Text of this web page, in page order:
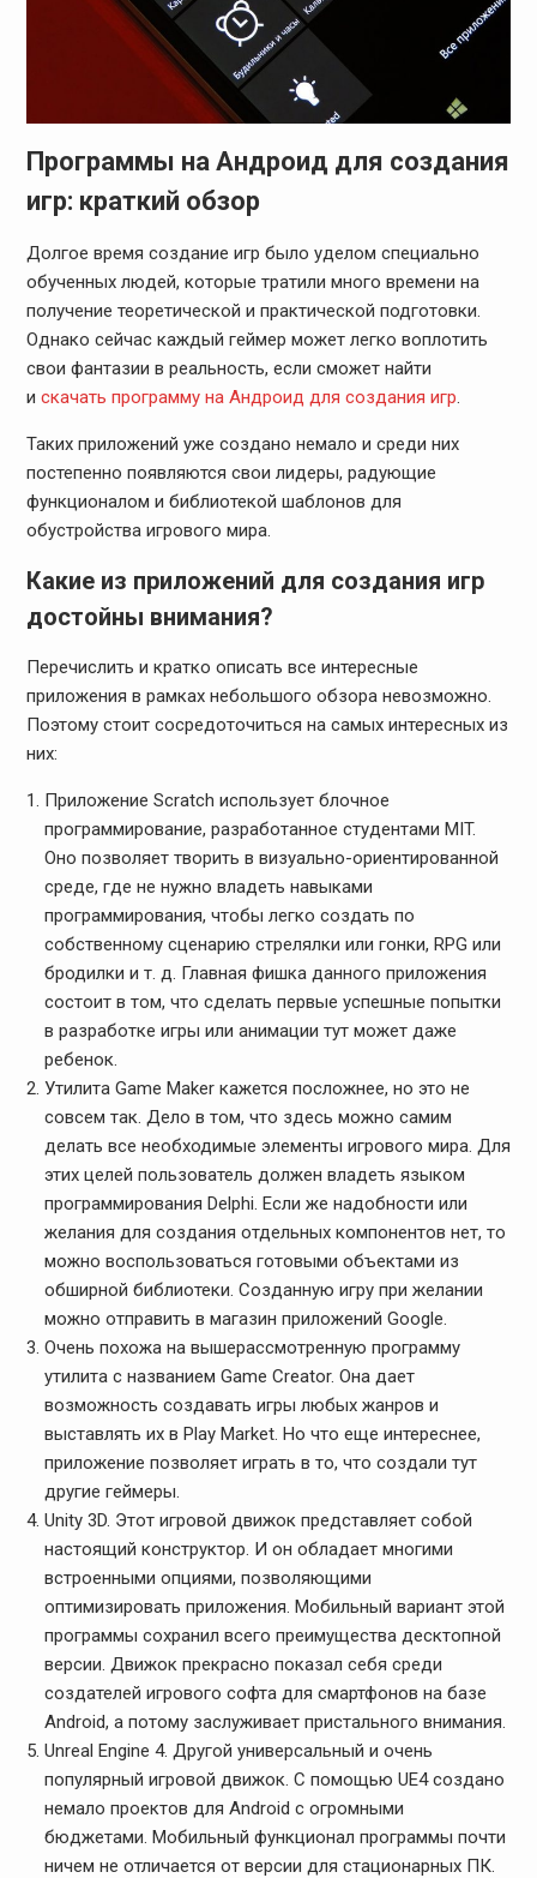
Программы на Андроид для создания
игр: краткий обзор
Долгое время создание игр было уделом специально
обученных людей, которые тратили много времени на
получение теоретической и практической подготовки.
Однако сейчас каждый геймер может легко воплотить
свои фантазии в реальность, если сможет найти
и скачать программу на Андроид для создания игр.
Таких приложений уже создано немало и среди них
постепенно появляются свои лидеры, радующие
функционалом и библиотекой шаблонов для
обустройства игрового мира.
Какие из приложений для создания игр
достойны внимания?
Перечислить и кратко описать все интересные
приложения в рамках небольшого обзора невозможно.
Поэтому стоит сосредоточиться на самых интересных из
них:
Приложение Scratch использует блочное
программирование, разработанное студентами MIT.
Оно позволяет творить в визуально-ориентированной
среде, где не нужно владеть навыками
программирования, чтобы легко создать по
собственному сценарию стрелялки или гонки, RPG или
бродилки и т. д. Главная фишка данного приложения
состоит в том, что сделать первые успешные попытки
в разработке игры или анимации тут может даже
ребенок.
Утилита Game Maker кажется посложнее, но это не
совсем так. Дело в том, что здесь можно самим
делать все необходимые элементы игрового мира. Для
этих целей пользователь должен владеть языком
программирования Delphi. Если же надобности или
желания для создания отдельных компонентов нет, то
можно воспользоваться готовыми объектами из
обширной библиотеки. Созданную игру при желании
можно отправить в магазин приложений Google.
Очень похожа на вышерассмотренную программу
утилита с названием Game Creator. Она дает
возможность создавать игры любых жанров и
выставлять их в Play Market. Но что еще интереснее,
приложение позволяет играть в то, что создали тут
другие геймеры.
Unity 3D. Этот игровой движок представляет собой
настоящий конструктор. И он обладает многими
встроенными опциями, позволяющими
оптимизировать приложения. Мобильный вариант этой
программы сохранил всего преимущества десктопной
версии. Движок прекрасно показал себя среди
создателей игрового софта для смартфонов на базе
Android, а потому заслуживает пристального внимания.
Unreal Engine 4. Другой универсальный и очень
популярный игровой движок. С помощью UE4 создано
немало проектов для Android с огромными
бюджетами. Мобильный функционал программы почти
ничем не отличается от версии для стационарных ПК.